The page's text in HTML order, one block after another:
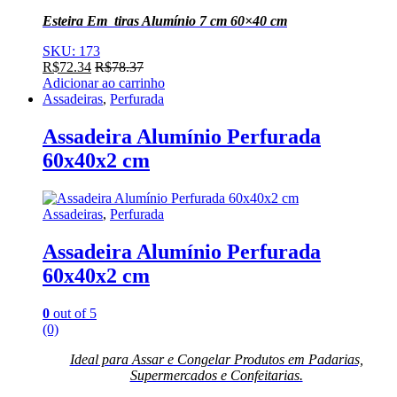
Esteira Em tiras Alumínio 7 cm 60×40 cm
SKU: 173
R$72.34 R$78.37
Adicionar ao carrinho
Assadeiras, Perfurada
Assadeira Alumínio Perfurada
60x40x2 cm
Assadeiras, Perfurada
Assadeira Alumínio Perfurada
60x40x2 cm
0 out of 5
(0)
Ideal para Assar e Congelar Produtos em Padarias,
Supermercados e Confeitarias.